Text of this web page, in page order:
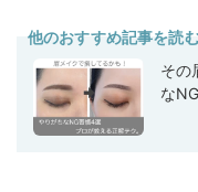
他のおすすめ記事を読
その
な